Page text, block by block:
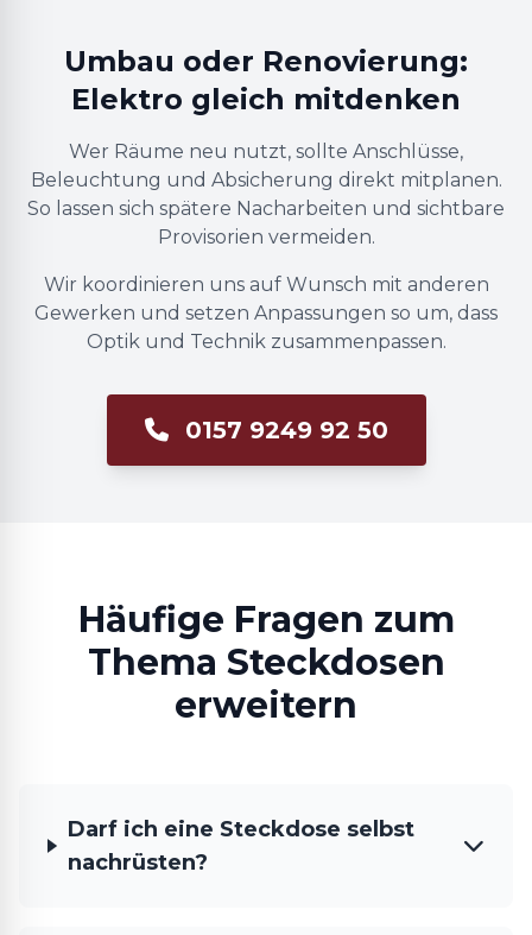
Umbau oder Renovierung:
Elektro gleich mitdenken
Wer Räume neu nutzt, sollte Anschlüsse,
Beleuchtung und Absicherung direkt mitplanen.
So lassen sich spätere Nacharbeiten und sichtbare
Provisorien vermeiden.
Wir koordinieren uns auf Wunsch mit anderen
Gewerken und setzen Anpassungen so um, dass
Optik und Technik zusammenpassen.
0157 9249 92 50
Häufige Fragen zum
Thema Steckdosen
erweitern
Darf ich eine Steckdose selbst
nachrüsten?